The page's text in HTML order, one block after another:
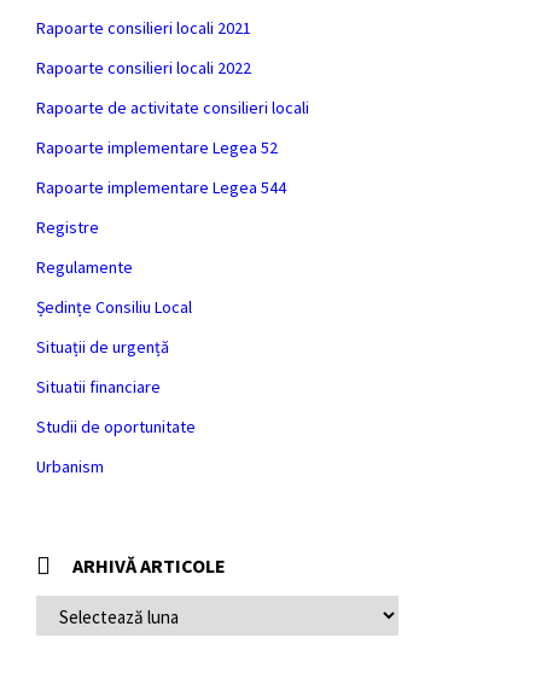
Rapoarte consilieri locali 2021
Rapoarte consilieri locali 2022
Rapoarte de activitate consilieri locali
Rapoarte implementare Legea 52
Rapoarte implementare Legea 544
Registre
Regulamente
Ședințe Consiliu Local
Situații de urgență
Situatii financiare
Studii de oportunitate
Urbanism
ARHIVĂ ARTICOLE
ARTICOLE